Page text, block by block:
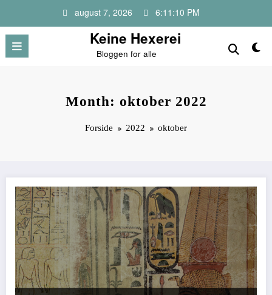
indhold
august 7, 2026 6:11:10 PM
Keine Hexerei
Bloggen for alle
Month: oktober 2022
Forside 2022 oktober
Skal du forbi pyramiderne?